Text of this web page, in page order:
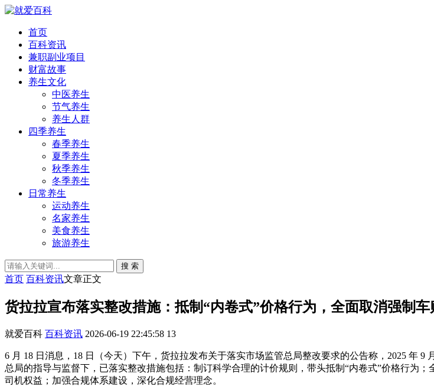
首页
百科资讯
兼职副业项目
财富故事
养生文化
中医养生
节气养生
养生人群
四季养生
春季养生
夏季养生
秋季养生
冬季养生
日常养生
运动养生
名家养生
美食养生
旅游养生
搜 索
首页 百科资讯文章正文
货拉拉宣布落实整改措施：抵制“内卷式”价格行为，全面取消强制车
就爱百科 百科资讯 2026-06-19 22:45:58 13
6 月 18 日消息，18 日（今天）下午，货拉拉发布关于落实市场监管总局整改要求的公告称，2025 年
总局的指导与监督下，已落实整改措施包括：制订科学合理的计价规则，带头抵制“内卷式”价格行为
司机权益；加强合规体系建设，深化合规经营理念。